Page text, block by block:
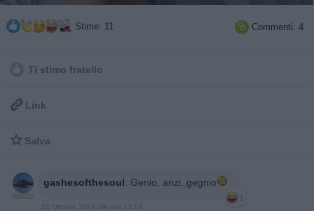
Stime: 11  Commenti: 4
Ti stimo fratello
 Link
 Salva
gashesofthesoul: Genio, anzi..gegnio
1